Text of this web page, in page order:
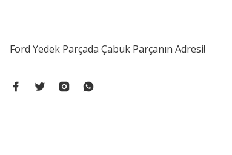
Ford Yedek Parçada Çabuk Parçanın Adresi!